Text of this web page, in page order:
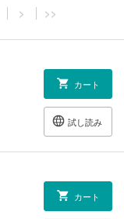
> >>
カート
試し読み
カート